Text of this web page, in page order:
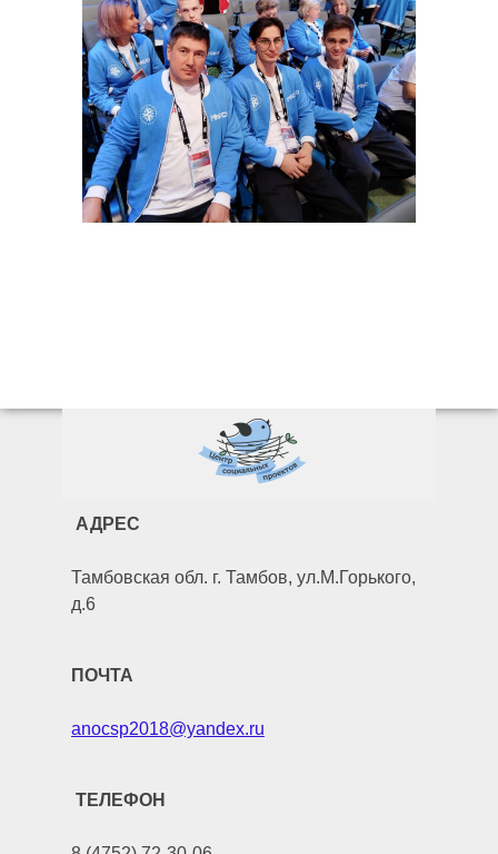
АДРЕС
Тамбовская обл. г. Тамбов, ул.М.Горького,
д.6
ПОЧТА
anocsp2018@yandex.ru
ТЕЛЕФОН